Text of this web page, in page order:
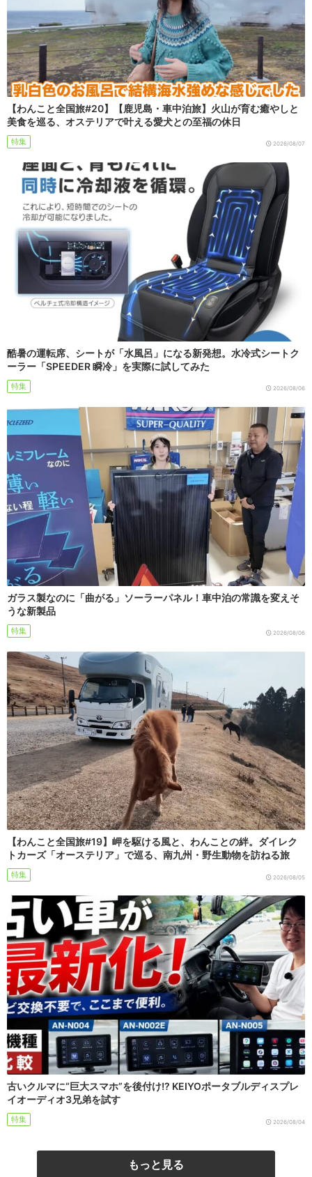
【わんこと全国旅#20】【鹿児島・車中泊旅】火山が育む癒やしと
美食を巡る、オステリアで叶える愛犬との至福の休日
特集 2026/08/07
酷暑の運転席、シートが「水風呂」になる新発想。水冷式シートク
ーラー「SPEEDER 瞬冷」を実際に試してみた
特集 2026/08/06
ガラス製なのに「曲がる」ソーラーパネル！車中泊の常識を変えそ
うな新製品
特集 2026/08/06
【わんこと全国旅#19】岬を駆ける風と、わんことの絆。ダイレク
トカーズ「オーステリア」で巡る、南九州・野生動物を訪ねる旅
特集 2026/08/05
古いクルマに“巨大スマホ”を後付け!? KEIYOポータブルディスプレ
イオーディオ3兄弟を試す
特集 2026/08/04
もっと見る